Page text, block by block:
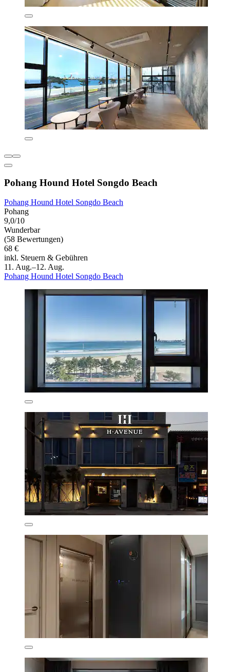
Pohang Hound Hotel Songdo Beach
Pohang Hound Hotel Songdo Beach
Pohang
9,0/10
Wunderbar
(58 Bewertungen)
68 €
inkl. Steuern & Gebühren
11. Aug.–12. Aug.
Pohang Hound Hotel Songdo Beach